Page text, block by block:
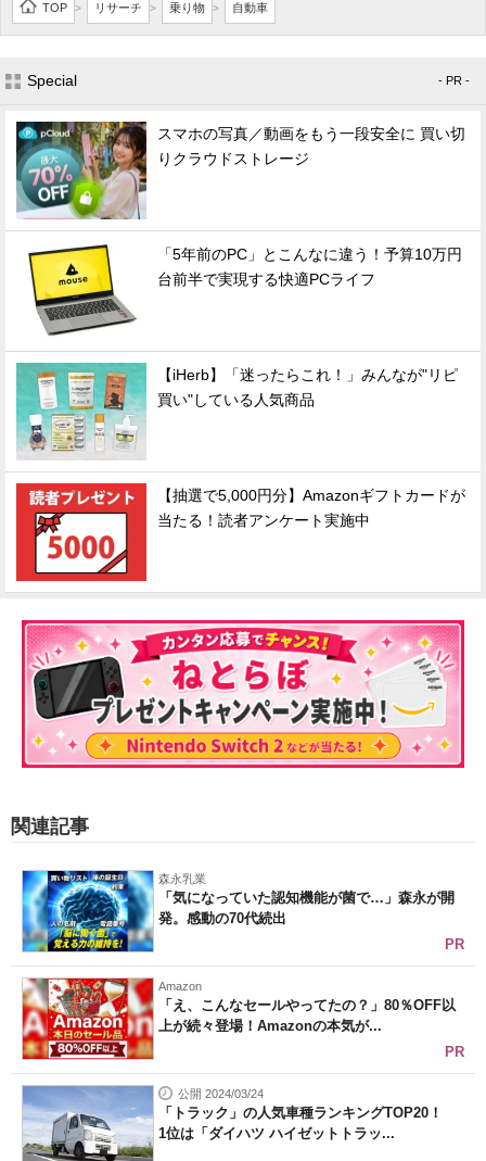
TOP > リサーチ > 乗り物 > 自動車
Special - PR -
スマホの写真／動画をもう一段安全に 買い切
りクラウドストレージ
「5年前のPC」とこんなに違う！予算10万円
台前半で実現する快適PCライフ
【iHerb】「迷ったらこれ！」みんなが"リピ
買い"している人気商品
【抽選で5,000円分】Amazonギフトカードが
当たる！読者アンケート実施中
関連記事
森永乳業
「気になっていた認知機能が菌で…」森永が開
発。感動の70代続出
PR
Amazon
「え、こんなセールやってたの？」80％OFF以
上が続々登場！Amazonの本気が...
PR
公開 2024/03/24
「トラック」の人気車種ランキングTOP20！
1位は「ダイハツ ハイゼットトラッ...